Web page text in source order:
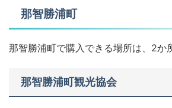
那智勝浦町
那智勝浦町で購入できる場所は、2か
那智勝浦町観光協会